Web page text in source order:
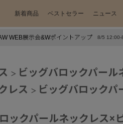
新着商品 ベストセラー ニュース
ールアクセ） ＃写真映え
WEB展示会&Wポイントアップ 8/5 12:00-
ビッグバロックパー
レス
ビッグバロックパ
ックパールネックレス×